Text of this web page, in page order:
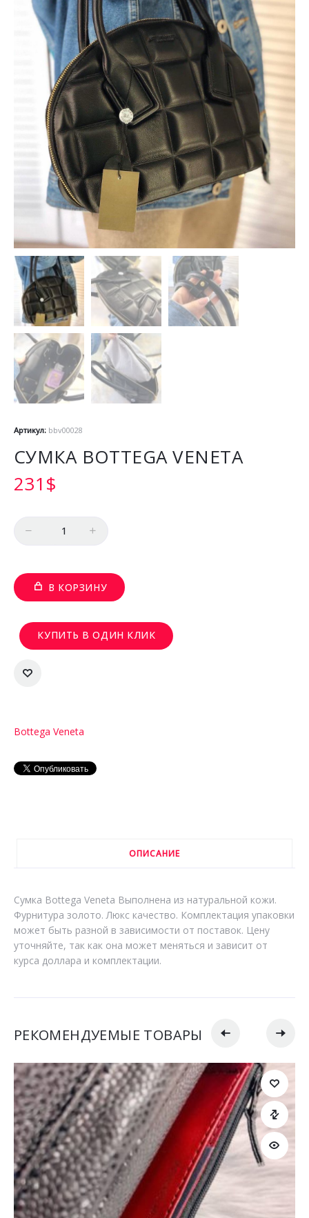
Артикул: bbv00028
СУМКА BOTTEGA VENETA
231$
В КОРЗИНУ
КУПИТЬ В ОДИН КЛИК
Bottega Veneta
ОПИСАНИЕ
Сумка Bottega Veneta Выполнена из натуральной кожи.
Фурнитура золото. Люкс качество. Комплектация упаковки
может быть разной в зависимости от поставок. Цену
уточняйте, так как она может меняться и зависит от
курса доллара и комплектации.
РЕКОМЕНДУЕМЫЕ ТОВАРЫ